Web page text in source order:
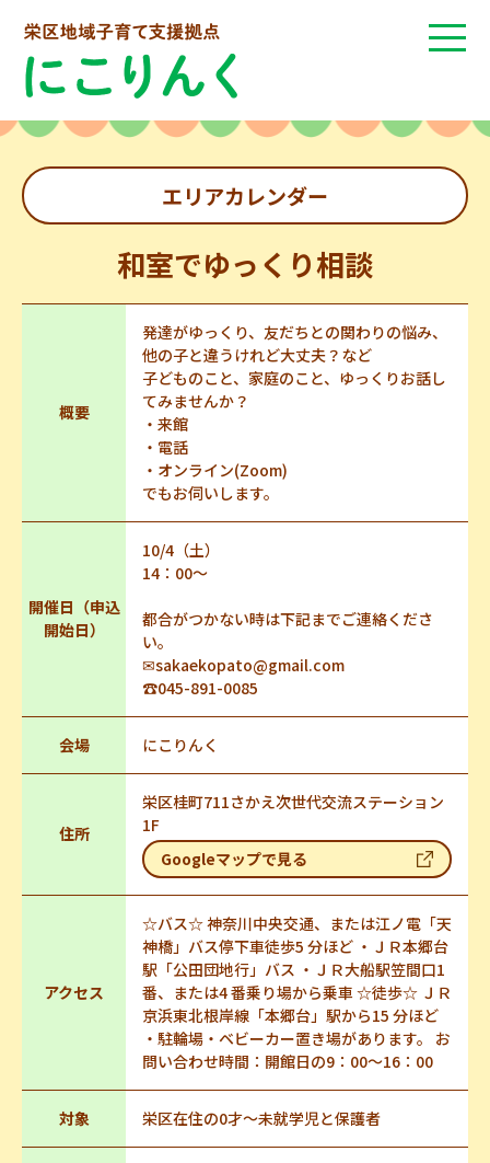
エリアカレンダー
和室でゆっくり相談
概要
発達がゆっくり、友だちとの関わりの悩み、
他の子と違うけれど大丈夫？など
子どものこと、家庭のこと、ゆっくりお話し
てみませんか？
・来館
・電話
・オンライン(Zoom)
でもお伺いします。
開催日（申込
開始日）
10/4（土）
14：00～
都合がつかない時は下記までご連絡くださ
い。
✉sakaekopato@gmail.com
☎045-891-0085
会場 にこりんく
住所
栄区桂町711さかえ次世代交流ステーション
1F
Googleマップで見る
アクセス
☆バス☆ 神奈川中央交通、または江ノ電「天
神橋」バス停下車徒歩5 分ほど ・ＪＲ本郷台
駅「公田団地行」バス ・ＪＲ大船駅笠間口1
番、または4 番乗り場から乗車 ☆徒歩☆ ＪＲ
京浜東北根岸線「本郷台」駅から15 分ほど
・駐輪場・ベビーカー置き場があります。 お
問い合わせ時間：開館日の9：00～16：00
対象 栄区在住の0才～未就学児と保護者